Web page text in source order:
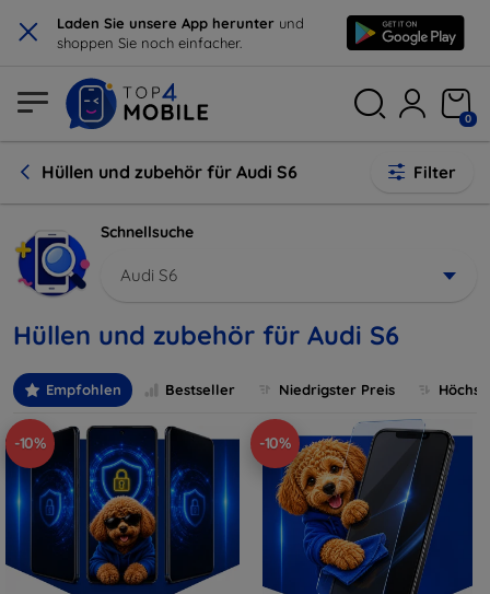
× Laden Sie unsere App herunter und
shoppen Sie noch einfacher.
0
Hüllen und zubehör für Audi S6 Filter
Schnellsuche
Audi S6
Hüllen und zubehör für Audi S6
Empfohlen Bestseller Niedrigster Preis
-10% -10%